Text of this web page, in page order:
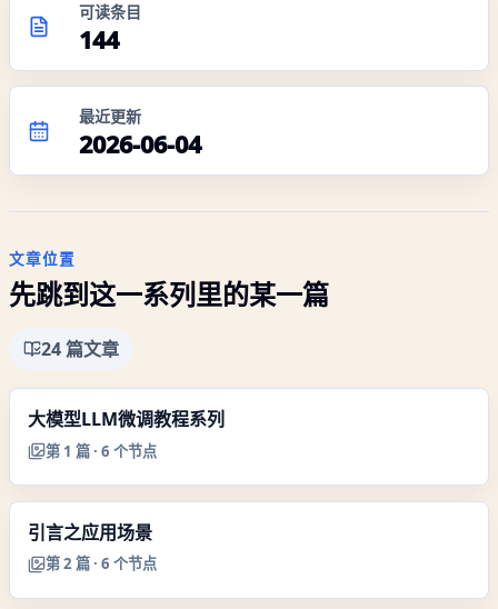
可读条目
144
最近更新
2026-06-04
文章位置
先跳到这一系列里的某一篇
24篇文章
大模型LLM微调教程系列
第 1 篇 · 6 个节点
引言之应用场景
第2 篇 · 6 个节点